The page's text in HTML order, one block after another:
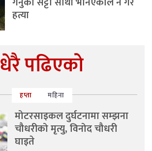
हत्या
धेरै पढिएको
हप्ता महिना
मोटरसाइकल दुर्घटनामा सम्झना
चौधरीको मृत्यु, विनोद चौधरी
घाइते